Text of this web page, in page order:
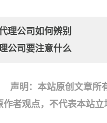
理公司如何辨别
公司要注意什么
声明：本站原创文章所
作者观点，不代表本站